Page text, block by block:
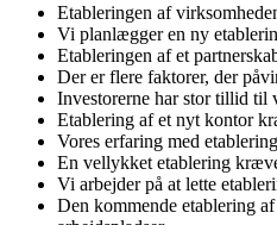
Etableringen af
Vi planlægger en ny
Etableringen af et
Der er flere faktorer, der
Investorerne har stor tillid til
Etablering af et nyt kontor
Vores erfaring med
En vellykket etablering
Vi arbejder på at lette
Den kommende etablering